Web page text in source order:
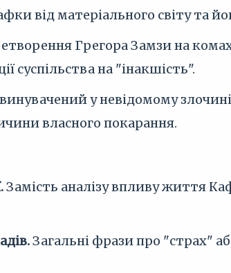
від матеріального світу та
Грегора Замзи на
суспільства на "інакшість".
у невідомому
власного покарання.
Замість аналізу впливу життя
Загальні фрази про "страх"